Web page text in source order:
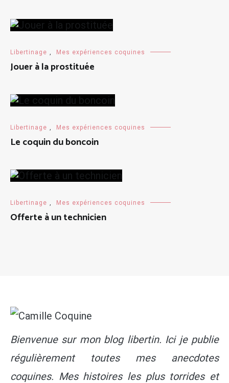
Libertinage Mes expériences coquines
Jouer à la prostituée
Libertinage Mes expériences coquines
Le coquin du boncoin
Libertinage Mes expériences coquines
Offerte à un technicien
Bienvenue sur mon blog libertin. Ici je publie
régulièrement toutes mes anecdotes
coquines. Mes histoires les plus torrides et